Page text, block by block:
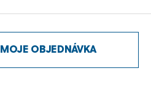
MOJE OBJEDNÁVKA